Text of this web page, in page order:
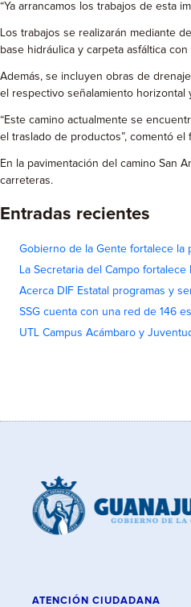
“Ya arrancamos los trabajos de esta
Los trabajos se realizarán mediante
base hidráulica y carpeta asfáltica
Además, se incluyen obras de
el respectivo señalamiento
“Este camino actualmente se
el traslado de productos”, comentó el
En la pavimentación del camino San
carreteras.
Entradas recientes
Gobierno de la Gente fortalece la
La Secretaria del Campo
Acerca DIF Estatal programas y
SSG cuenta con una red de 146
UTL Campus Acámbaro y
ATENCIÓN CIUDADANA